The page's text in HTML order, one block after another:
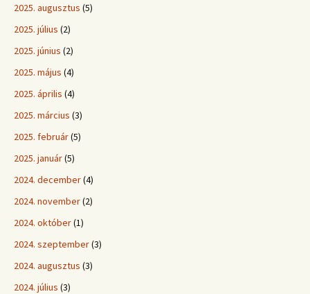
2025. augusztus (5)
2025. július (2)
2025. június (2)
2025. május (4)
2025. április (4)
2025. március (3)
2025. február(5)
2025. január(5)
2024. december(4)
2024. november(2)
2024. október(1)
2024. szeptember(3)
2024. augusztus (3)
2024. július (3)